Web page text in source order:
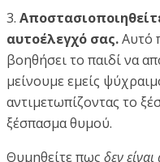
3.
αυτοέλεγχό σας.Αυτό
βοηθήσει το παιδί να
μείνουμε εμείς
αντιμετωπίζοντας το
ξέσπασμα θυμού.
Θυμηθείτε πως δεν